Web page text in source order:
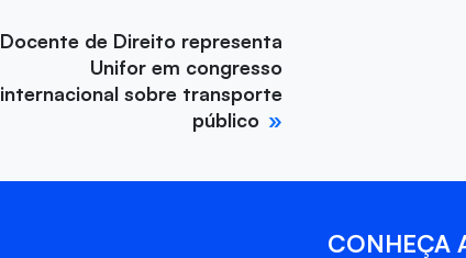
Docente de Direito representa
Unifor em congresso
internacional sobre transporte
público
CONHEÇA